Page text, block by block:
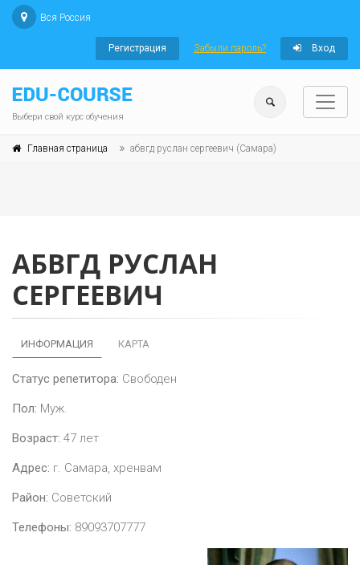
Вся Россия
Регистрация Забыли пароль? Вход
Выбери свой курс обучения
Главная страница абвгд руслан сергеевич (Самара)
АБВГД РУСЛАН
СЕРГЕЕВИЧ
ИНФОРМАЦИЯ КАРТА
Статус репетитора: Свободен
Пол: Муж.
Возраст: 47 лет
Адрес: г. Самара, хренвам
Район: Советский
Телефоны: 89093707777